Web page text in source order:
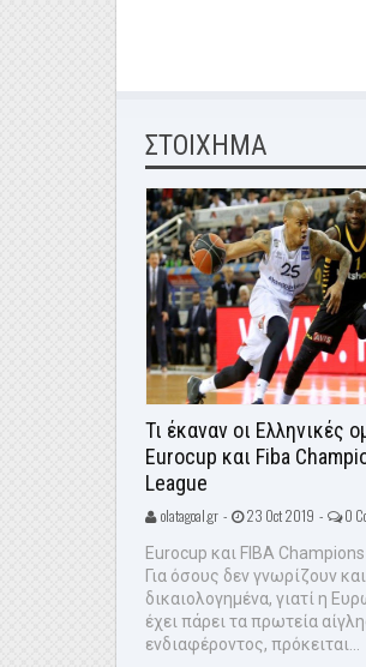
ΣΤΟΙΧΗΜΑ
Τι έκαναν οι Ελληνικές
Eurocup και Fiba
League
olatagoal.gr - 23 Oct 2019 - 0
Eurocup και FIBA
Για όσους δεν γνωρίζουν και
δικαιολογημένα, γιατί η
έχει πάρει τα πρωτεία
ενδιαφέροντος, πρόκειται...